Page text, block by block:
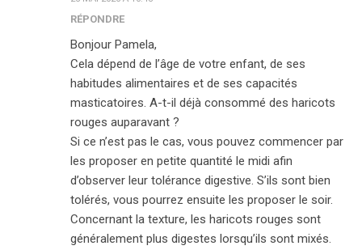
RÉPONDRE
Bonjour Pamela,
Cela dépend de l’âge de votre enfant, de ses
habitudes alimentaires et de ses capacités
masticatoires. A-t-il déjà consommé des haricots
rouges auparavant ?
Si ce n’est pas le cas, vous pouvez commencer par
les proposer en petite quantité le midi afin
d’observer leur tolérance digestive. S’ils sont bien
tolérés, vous pourrez ensuite les proposer le soir.
Concernant la texture, les haricots rouges sont
généralement plus digestes lorsqu’ils sont mixés.